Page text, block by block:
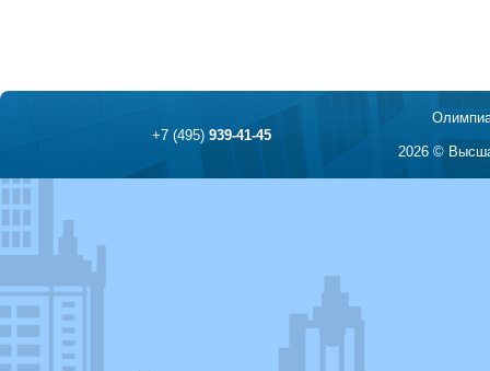
+7 (495)939-41-45
2026 ©